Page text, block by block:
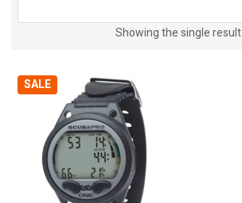
Showing the single result
SALE